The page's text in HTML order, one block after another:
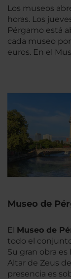
Los museos
horas. Los
Pérgamo está
cada museo
euros. En el
Museo de
El Museo de
todo el
Su gran obra
Altar de Zeus
presencia es